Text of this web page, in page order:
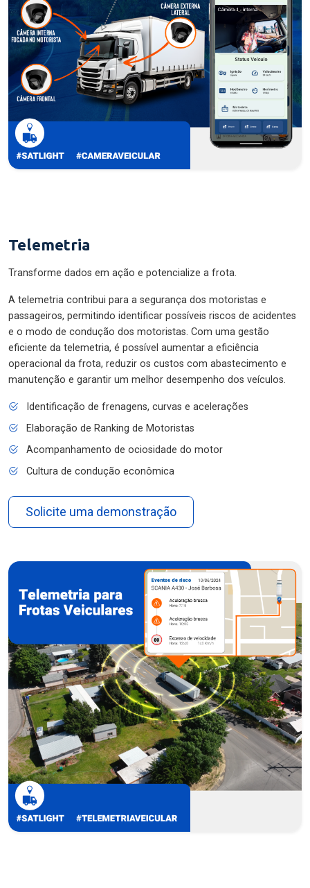
Telemetria
Transforme dados em ação e potencialize a frota.
A telemetria contribui para a segurança dos motoristas e
passageiros, permitindo identificar possíveis riscos de acidentes
e o modo de condução dos motoristas. Com uma gestão
eficiente da telemetria, é possível aumentar a eficiência
operacional da frota, reduzir os custos com abastecimento e
manutenção e garantir um melhor desempenho dos veículos.
Identificação de frenagens, curvas e acelerações
Elaboração de Ranking de Motoristas
Acompanhamento de ociosidade do motor
Cultura de condução econômica
Solicite uma demonstração